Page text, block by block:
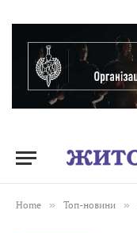
Home » Топ-новини »